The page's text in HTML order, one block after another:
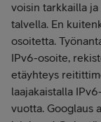
voisin tarkkailla
talvella. En
osoitetta.
IPv6-osoite,
etäyhteys
laajakaistalla
vuotta. Googlaus